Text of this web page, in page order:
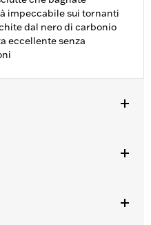
impeccabile sui tornanti
dal nero di carbonio
eccellente senza